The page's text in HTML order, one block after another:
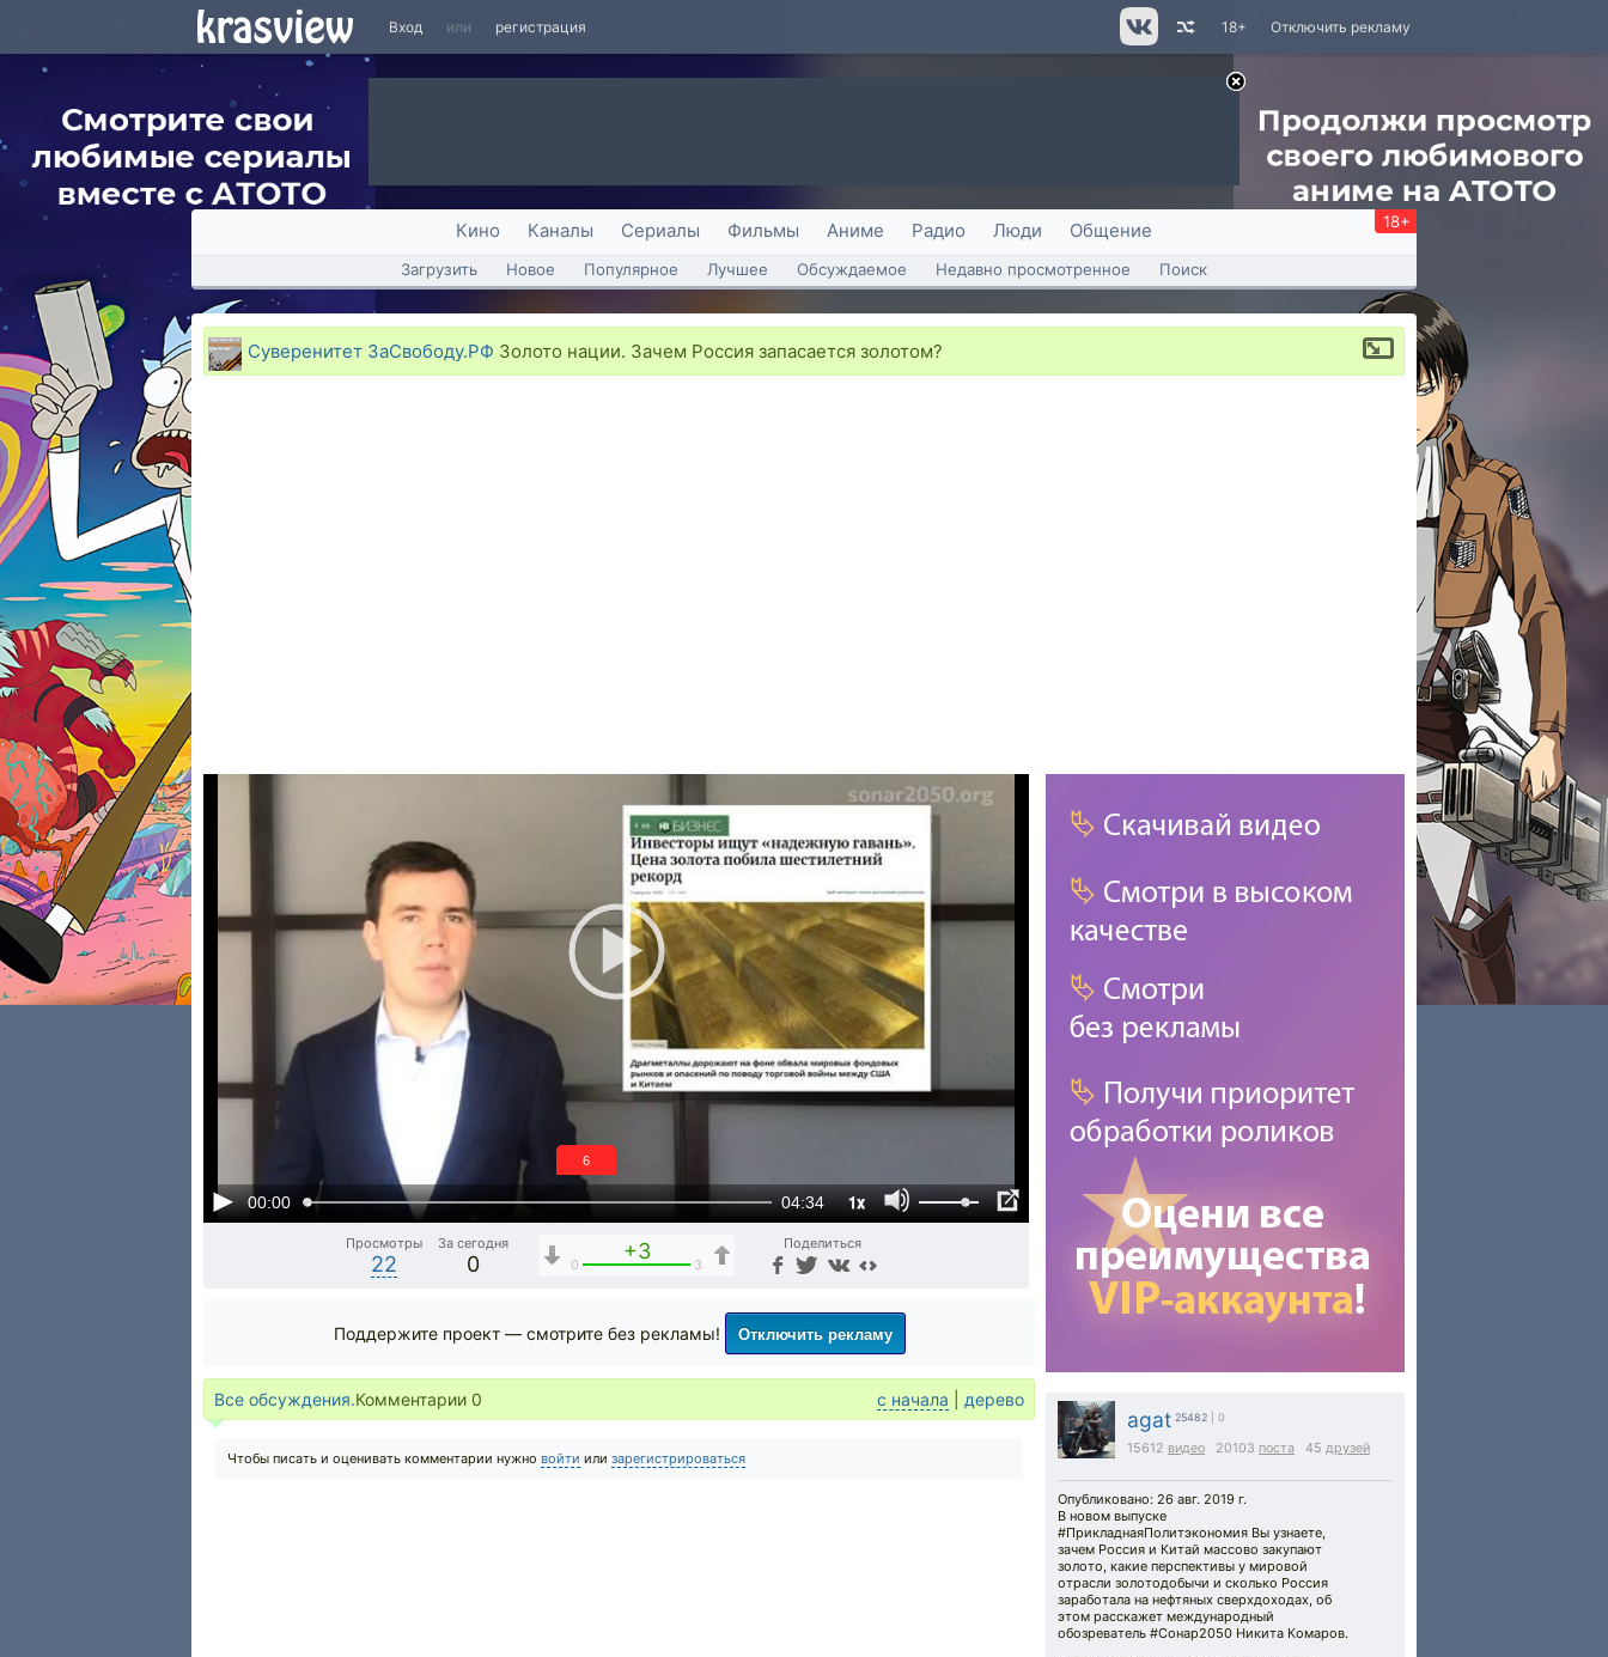
Вход или регистрация Отключить рекламу
18+
Кино Каналы Сериалы Фильмы Аниме Радио Люди Общение 18+
Загрузить Новое Популярное Лучшее Обсуждаемое Недавно просмотренное Поиск
Суверенитет ЗаСвободу.РФ Золото нации. Зачем Россия запасается золотом?
00:00 04:34 1x
5
Просмотры
22
За сегодня
0
+3
0 3
Поделиться
agat 25482 | 0
15612 видео 20103 поста 45 друзей
Опубликовано: 26 авг. 2019 г.
В новом выпуске
#ПрикладнаяПолитэкономия Вы узнаете,
зачем Россия и Китай массово закупают
золото, какие перспективы у мировой
отрасли золотодобычи и сколько Россия
заработала на нефтяных сверхдоходах, об
этом расскажет международный
обозреватель #Сонар2050 Никита Комаров.
Поддержите проект — смотрите без рекламы! Отключить рекламу
Все обсуждения.Комментарии 0 с начала дерево
Чтобы писать и оценивать комментарии нужно войти или зарегистрироваться